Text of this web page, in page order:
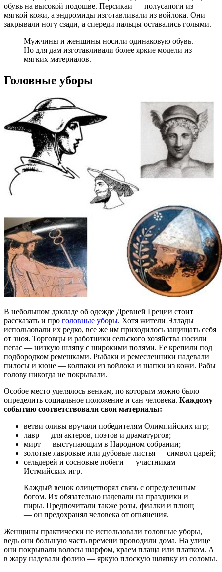
обувь на высокой подошве. Персикаи — полусапоги из
мягкой кожи, а эндромиды изготавливали из войлока. Они
закрывали ногу сзади, а спереди пальцы оставались голыми.
Мужчины и женщины носили одинаковую обувь.
Но для дам изготавливали более яркие модели из
мягких материалов.
Головные уборы
В небольшом докладе об одежде Древней Греции стоит
рассказать и про головные уборы. Хотя жители Эллады
использовали их редко, все же им приходилось защищать себя
от зноя. Торговцы и работники сельского хозяйства носили
пегас — низкую шляпу с широкими полями. Ее крепили под
подбородком ремешками. Рыбаки и ремесленники надевали
пилосы и кюне — колпаки из войлока и шапки из кожи. Рабы
голову никогда не покрывали.
Особое место уделялось венкам, по которым можно было
определить социальное положение и сан человека. Каждому
событию соответствовали свои материалы:
ветви оливы вручали победителям Олимпийских игр;
лавр — для актеров, поэтов и драматургов;
мирт — выступающим в Народном собрании;
золотые лавровые или дубовые листья — символ царей;
сельдерей и сосновые побеги — участникам
Истмийских игр.
Каждый венок олицетворял связь с определенным
богом. Их обязательно надевали на праздники и
пиры. Предпочитали также розы, фиалки и плющ
— он предохранял человека от опьянения.
Женщины практически не использовали головные уборы,
ведь они большую часть времени проводили дома. На улице
они покрывали волосы шарфом, краем плаща или платком. А
в жару надевали фолию — яркую плоскую шляпку из соломы.